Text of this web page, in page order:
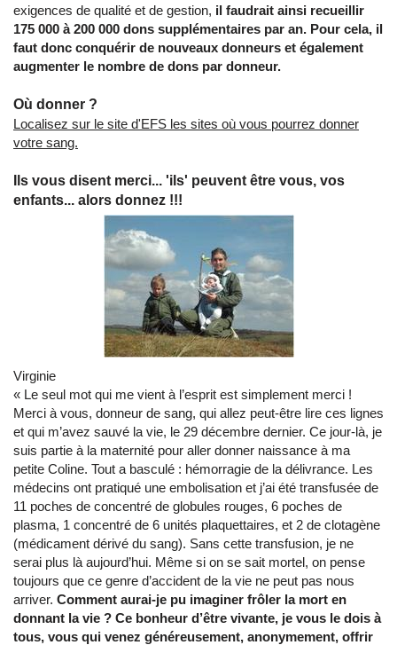
exigences de qualité et de gestion, il faudrait ainsi recueillir
175 000 à 200 000 dons supplémentaires par an. Pour cela, il
faut donc conquérir de nouveaux donneurs et également
augmenter le nombre de dons par donneur.
Où donner ?
Localisez sur le site d'EFS les sites où vous pourrez donner
votre sang.
Ils vous disent merci... 'ils' peuvent être vous, vos
enfants... alors donnez !!!
Virginie
« Le seul mot qui me vient à l’esprit est simplement merci !
Merci à vous, donneur de sang, qui allez peut-être lire ces lignes
et qui m’avez sauvé la vie, le 29 décembre dernier. Ce jour-là, je
suis partie à la maternité pour aller donner naissance à ma
petite Coline. Tout a basculé : hémorragie de la délivrance. Les
médecins ont pratiqué une embolisation et j’ai été transfusée de
11 poches de concentré de globules rouges, 6 poches de
plasma, 1 concentré de 6 unités plaquettaires, et 2 de clotagène
(médicament dérivé du sang). Sans cette transfusion, je ne
serai plus là aujourd’hui. Même si on se sait mortel, on pense
toujours que ce genre d’accident de la vie ne peut pas nous
arriver. Comment aurai-je pu imaginer frôler la mort en
donnant la vie ? Ce bonheur d’être vivante, je vous le dois à
tous, vous qui venez généreusement, anonymement, offrir